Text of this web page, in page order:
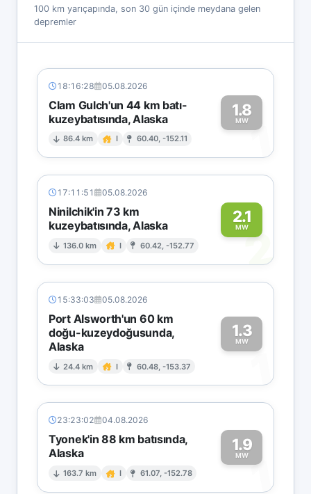
100 km yarıçapında, son 30 gün içinde meydana gelen
depremler
18:16:28 05.08.2026
Clam Gulch'un 44 km batı-
kuzeybatısında, Alaska
86.4 km I 60.40, -152.11
1.8
MW1
17:11:51 05.08.2026
Ninilchik'in 73 km
kuzeybatısında, Alaska
136.0 km I 60.42, -152.77
2.1
MW
2
15:33:03 05.08.2026
Port Alsworth'un 60 km
doğu-kuzeydoğusunda,
Alaska
24.4 km I 60.48, -153.37
1.3
MW
1
23:23:02 04.08.2026
Tyonek'in 88 km batısında,
Alaska
163.7 km I 61.07, -152.78
1.9
MW1